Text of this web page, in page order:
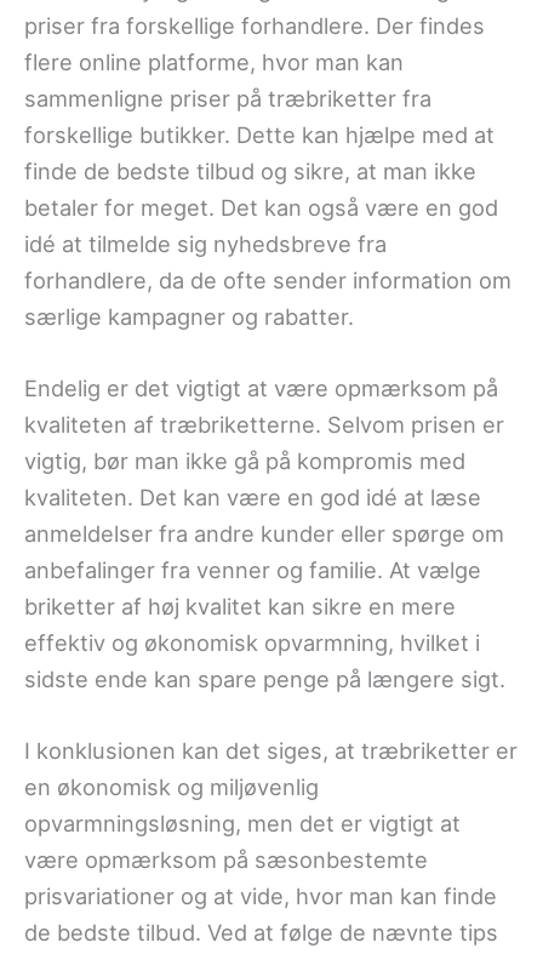
priser fra forskellige forhandlere. Der findes
flere online platforme, hvor man kan
sammenligne priser på træbriketter fra
forskellige butikker. Dette kan hjælpe med at
finde de bedste tilbud og sikre, at man ikke
betaler for meget. Det kan også være en god
idé at tilmelde sig nyhedsbreve fra
forhandlere, da de ofte sender information om
særlige kampagner og rabatter.
Endelig er det vigtigt at være opmærksom på
kvaliteten af træbriketterne. Selvom prisen er
vigtig, bør man ikke gå på kompromis med
kvaliteten. Det kan være en god idé at læse
anmeldelser fra andre kunder eller spørge om
anbefalinger fra venner og familie. At vælge
briketter af høj kvalitet kan sikre en mere
effektiv og økonomisk opvarmning, hvilket i
sidste ende kan spare penge på længere sigt.
I konklusionen kan det siges, at træbriketter er
en økonomisk og miljøvenlig
opvarmningsløsning, men det er vigtigt at
være opmærksom på sæsonbestemte
prisvariationer og at vide, hvor man kan finde
de bedste tilbud. Ved at følge de nævnte tips